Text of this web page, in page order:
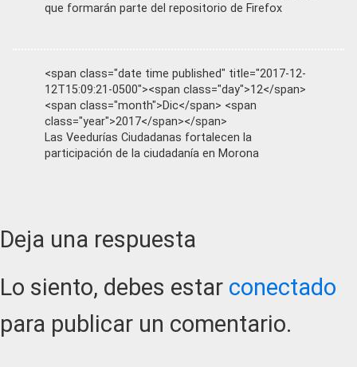
que formarán parte del repositorio de Firefox
<span class="date time published" title="2017-12-
12T15:09:21-0500"><span class="day">12</span>
<span class="month">Dic</span> <span
class="year">2017</span></span>
Las Veedurías Ciudadanas fortalecen la
participación de la ciudadanía en Morona
Reader
Interactions
Deja una respuesta
Lo siento, debes estar conectado
para publicar un comentario.